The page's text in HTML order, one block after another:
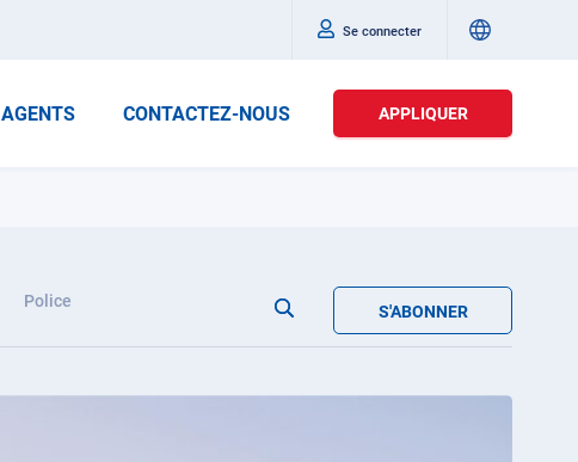
Se connecter
AGENTS CONTACTEZ-NOUS APPLIQUER
Police
S'ABONNER